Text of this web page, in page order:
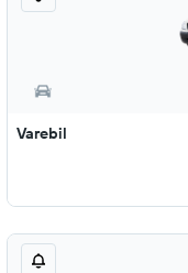
Varebil